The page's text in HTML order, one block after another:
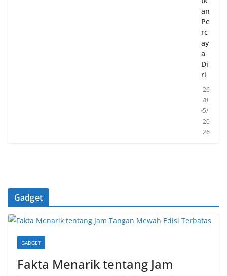
an
Pe
rc
ay
a
Di
ri
26
/0
5/
20
26
Gadget
GADGET
Fakta Menarik tentang Jam